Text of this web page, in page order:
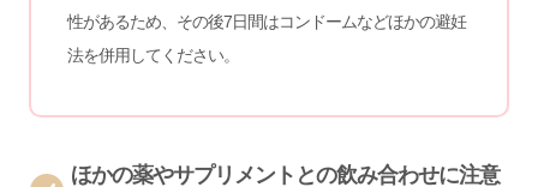
性があるため、その後7日間はコンドームなどほかの避妊
法を併用してください。
ほかの薬やサプリメントとの飲み合わせに注意